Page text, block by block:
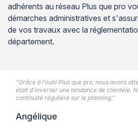
adhérents au réseau Plus que pro
démarches administratives et
de vos travaux avec la
département.
“Grâce à l’outil Plus que pro, nous avons
était d’inverser une tendance de clientèle.
continuité régulière sur le planning.”
Angélique